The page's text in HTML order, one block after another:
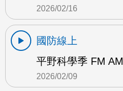
2026/02/16
國防線上
平野科學季 FM AM
2026/02/09